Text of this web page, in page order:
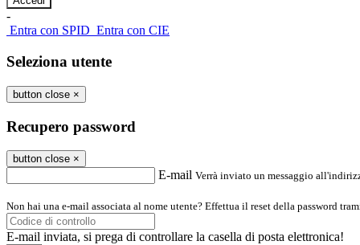
-
Entra con SPID Entra con CIE
Seleziona utente
button close ×
Recupero password
button close ×
E-mail Verrà inviato un messaggio
Non hai una e-mail associata al nome utente? Effettua il reset della password
E-mail inviata, si prega di controllare la casella di posta elettronica!